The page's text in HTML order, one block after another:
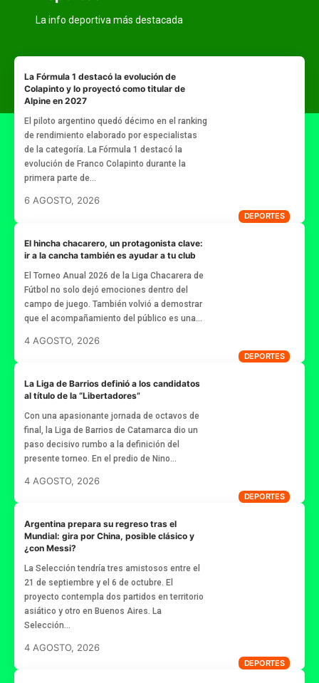
La info deportiva más destacada
DEPORTES
La Fórmula 1 destacó la evolución de
Colapinto y lo proyectó como titular de
Alpine en 2027
El piloto argentino quedó décimo en el ranking
de rendimiento elaborado por especialistas
de la categoría. La Fórmula 1 destacó la
evolución de Franco Colapinto durante la
primera parte de…
6 AGOSTO, 2026
DEPORTES
El hincha chacarero, un protagonista clave:
ir a la cancha también es ayudar a tu club
El Torneo Anual 2026 de la Liga Chacarera de
Fútbol no solo dejó emociones dentro del
campo de juego. También volvió a demostrar
que el acompañamiento del público es una…
4 AGOSTO, 2026
DEPORTES
La Liga de Barrios definió a los candidatos
al título de la “Libertadores”
Con una apasionante jornada de octavos de
final, la Liga de Barrios de Catamarca dio un
paso decisivo rumbo a la definición del
presente torneo. En el predio de Nino…
4 AGOSTO, 2026
DEPORTES
Argentina prepara su regreso tras el
Mundial: gira por China, posible clásico y
¿con Messi?
La Selección tendría tres amistosos entre el
21 de septiembre y el 6 de octubre. El
proyecto contempla dos partidos en territorio
asiático y otro en Buenos Aires. La
Selección…
4 AGOSTO, 2026